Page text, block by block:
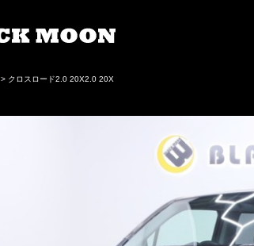
> クロスロード2.0 20X2.0 20X